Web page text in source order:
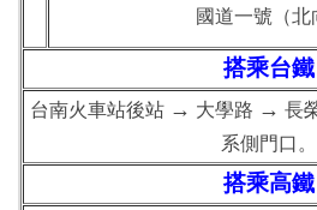
國道一號（北
搭乘台鐵
台南火車站後站 → 大學路 → 長
系側門口。
搭乘高鐵